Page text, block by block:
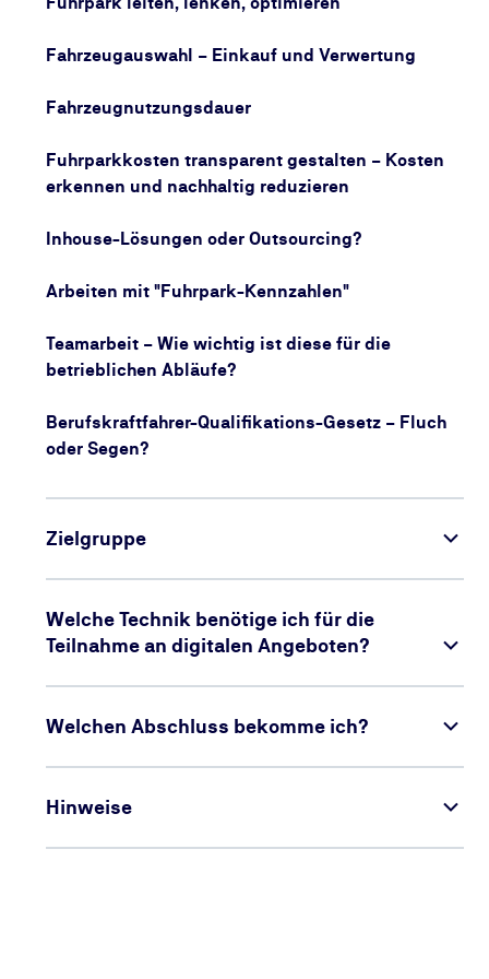
Fahrzeugauswahl – Einkauf und Verwertung
Fahrzeugnutzungsdauer
Fuhrparkkosten transparent gestalten – Kosten
erkennen und nachhaltig reduzieren
Inhouse-Lösungen oder Outsourcing?
Arbeiten mit "Fuhrpark-Kennzahlen"
Teamarbeit – Wie wichtig ist diese für die
betrieblichen Abläufe?
Berufskraftfahrer-Qualifikations-Gesetz – Fluch
oder Segen?
Zielgruppe
Welche Technik benötige ich für die
Teilnahme an digitalen Angeboten?
Welchen Abschluss bekomme ich?
Hinweise